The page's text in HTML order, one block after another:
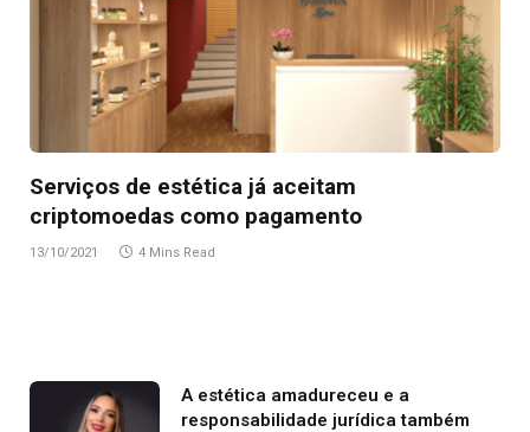
Serviços de estética já aceitam
criptomoedas como pagamento
13/10/2021 4 Mins Read
A estética amadureceu e a
responsabilidade jurídica também